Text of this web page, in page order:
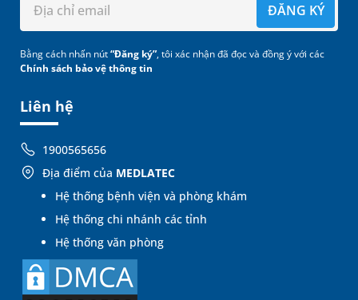
Liên hệ
1900565656
Địa điểm của MEDLATEC
Hệ thống bệnh viện và phòng khám
Hệ thống chi nhánh các tỉnh
Hệ thống văn phòng
ĐĂNG KÝ
Bằng cách nhấn nút“Đăng ký”, tôi xác nhận đã đọc và đồng ý với các
Chính sách bảo vệ thông tin